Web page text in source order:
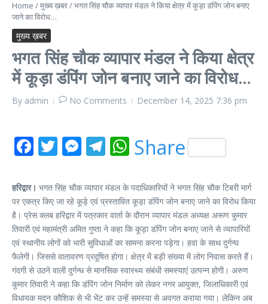
Home /मुख्य ख़बर/भगत सिंह चौक व्यापार मंडल ने किया क्षेत्र में कूड़ा डंपिंग जोन बनाए
जाने का विरोध…
मुख्य ख़बर
भगत सिंह चौक व्यापार मंडल ने किया क्षेत्र
में कूड़ा डंपिंग जोन बनाए जाने का विरोध…
By admin No Comments December 14, 2025 7:36 pm
Facebook
Twitter
Messenger
Telegram
WhatsApp
Share
हरिद्वार। भगत सिंह चौक व्यापार मंडल के पदाधिकारियों ने भगत सिंह चौक टिबरी मार्ग
पर एकत्र किए जा रहे कूड़े एवं प्रस्तावित कूड़ा डंपिंग जोन बनाए जाने का विरोध किया
है। प्रेस क्लब हरिद्वार में पत्रकार वार्ता के दौरान व्यापार मंडल अध्यक्ष अरूण कुमार
तिवारी एवं महामंत्री अमित गुप्ता ने कहा कि कूड़ा डंपिंग जोन बनाए जाने से व्यापारियों
एवं स्थानीय लोगों को भारी सुविधाओं का सामना करना पड़ेगा। हवा के साथ दुर्गन्घ
फैलेगी। जिससे वातावरण प्रदूषित होगा। क्षेत्र में बड़ी संख्या में लोग निवास करते हैं।
गंदगी से उठने वाली दुर्गन्ध से मानसिक स्वास्थ्य संबंधी समस्याएं उत्पन्न होगी। अरुण
कुमार तिवारी ने कहा कि डंपिंग जोन निर्माण को लेकर नगर आयुक्त, जिलाधिकारी एवं
विधायक मदन कौशिक से भी भेंट कर उन्हें समस्या से अवगत कराया गया। लेकिन अब